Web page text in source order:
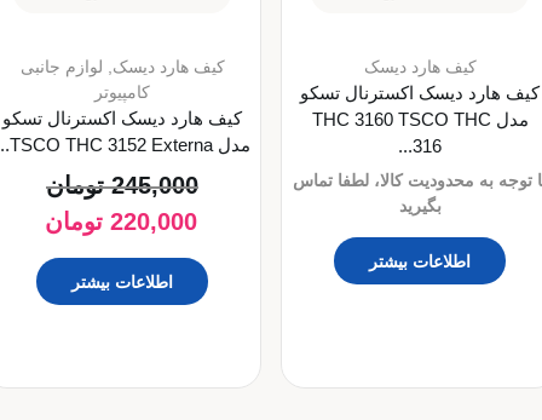
کیف هارد دیسک
کیف هارد دیسک اکسترنال تسکو
مدل THC 3160 TSCO THC
316...
توجه به محدودیت کالا، لطفا تماس
بگیرید
اطلاعات بیشتر
کیف هارد دیسک
لوازم جانبی
کامپیوتر
کیف هارد دیسک اکسترنال تسکو
مدل TSCO THC 3152 Externa...
245,000 تومان
220,000 تومان
اطلاعات بیشتر